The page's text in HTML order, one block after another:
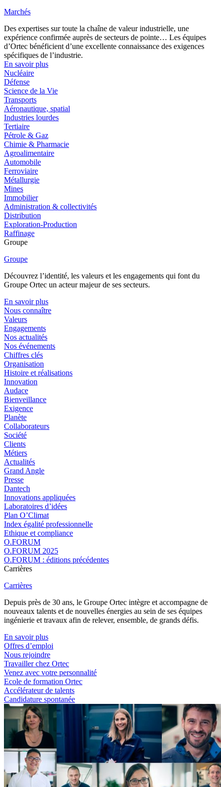
Marchés
Des expertises sur toute la chaîne de valeur industrielle, une
expérience confirmée auprès de secteurs de pointe… Les équipes
d’Ortec bénéficient d’une excellente connaissance des exigences
spécifiques de l’industrie.
En savoir plus
Nucléaire
Défense
Science de la Vie
Transports
Aéronautique, spatial
Industries lourdes
Tertiaire
Pétrole & Gaz
Chimie & Pharmacie
Agroalimentaire
Automobile
Ferroviaire
Métallurgie
Mines
Immobilier
Administration & collectivités
Distribution
Exploration-Production
Raffinage
Groupe
Groupe
Découvrez l’identité, les valeurs et les engagements qui font du
Groupe Ortec un acteur majeur de ses secteurs.
En savoir plus
Nous connaître
Valeurs
Engagements
Nos actualités
Nos événements
Chiffres clés
Organisation
Histoire et réalisations
Innovation
Audace
Bienveillance
Exigence
Planète
Collaborateurs
Société
Clients
Métiers
Actualités
Grand Angle
Presse
Dantech
Innovations appliquées
Laboratoires d’idées
Plan O’Climat
Index égalité professionnelle
Ethique et compliance
O.FORUM
O.FORUM 2025
O.FORUM : éditions précédentes
Carrières
Carrières
Depuis près de 30 ans, le Groupe Ortec intègre et accompagne de
nouveaux talents et de nouvelles énergies au sein de ses équipes
ingénierie et travaux afin de relever, ensemble, de grands défis.
En savoir plus
Offres d’emploi
Nous rejoindre
Travailler chez Ortec
Venez avec votre personnalité
Ecole de formation Ortec
Accélérateur de talents
Candidature spontanée